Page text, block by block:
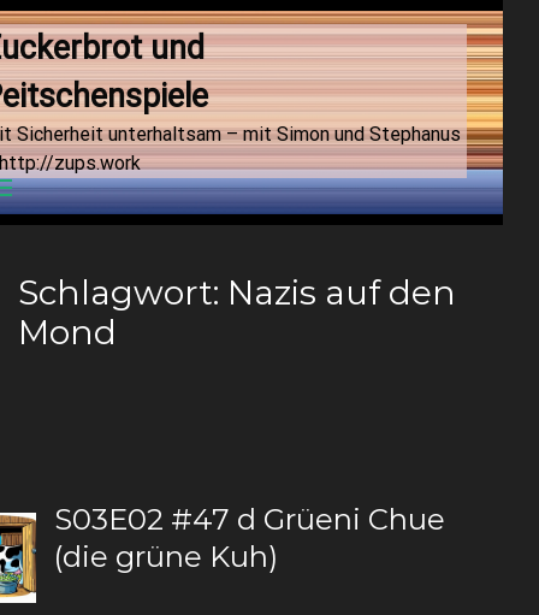
und
Sicherheit unterhaltsam – mit Simon und Stephanus
zups.work
Schlagwort: Nazis auf den
Mond
S03E02 #47 d Grüeni Chue
(die grüne Kuh)